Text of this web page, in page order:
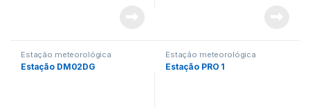
Estação meteorológica
Estação DM02DG
Estação meteorológica
Estação PRO 1